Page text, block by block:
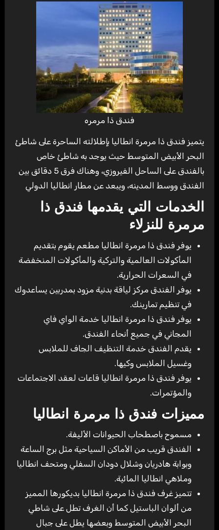
فندق ذا مرمره
يتميز فندق ذا مرمرة انطاليا بإطلالته الساحرة على شاطئ
البحر الأبيض المتوسط حيث يوجد به شاطئ خاص
بالفندق على الساحل الفيروزي، وهناك فرق 5 دقائق بين
الفندق ووسط المدينه، ويبعد عن مطار انطاليا الدولي
الخدمات التي يقدمها فندق ذا
مرمرة للنزلاء
يوفر فندق ذا مرمرة انطاليا مطعم يقوم بتقديم
المأكولات العالمية والتركية والمأكولات المنخفضة
في السعرات الحرارية.
يوفر الفندق مركز لياقة بدنية مزود بمدربين يساعدوك
في تنظيم تمارينك.
يوفر فندق ذا مرمرة انطاليا خدمة الواي فاي
المجاني في جميع أنحاء الفندق.
يقدم الفندق خدمة التنظيف الجاف للملابس
وغسيل الملابس وكيها.
يوفر فندق ذا مرمرة انطاليا قاعات لعقد الاجتماعات
والمؤتمرات.
مميزات فندق ذا مرمرة انطاليا
مسموح باصطحاب الحيوانات الأليفة.
الفندق قريب من الأماكن السياحية مثل برج الساعة
وبوابة هادريان وشلال دودان السفلي ومتحف انطاليا
وملاهي انطاليا المائية.
تتميز غرف فندق ذا مرمرة انطاليا بديكورها المميز
من ألوان الباستيل كما أن الغرف تطل على شاطي
البحر الأبيض المتوسط وبعضها يطل على جبال